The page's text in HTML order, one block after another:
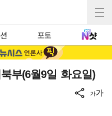
포토
부(6월9일 화요일)
가가